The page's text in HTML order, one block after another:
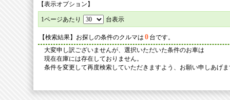
【表示オプション】
1ページあたり 台表示
【検索結果】お探しの条件のクルマは 0 台です。
大変申し訳ございませんが、選択いただいた条件のお車は
現在在庫には存在しておりません。
条件を変更して再度検索していただきますよう、お願い申しあげ